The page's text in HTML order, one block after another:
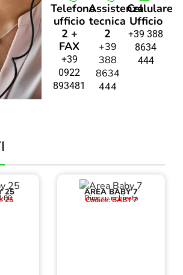
Telefono
ufficio
2 +
FAX
+39
0922
893481
Assistenza
tecnica
2
+39
388
8634
444
Cellulare
Ufficio
+39 388
8634
444
25
25
AREA BABY 7
Dim: su richiesta
Codice: BABY 7